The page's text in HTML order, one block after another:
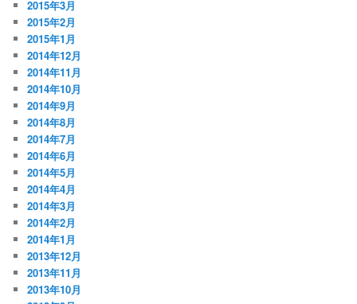
2015年3月
2015年2月
2015年1月
2014年12月
2014年11月
2014年10月
2014年9月
2014年8月
2014年7月
2014年6月
2014年5月
2014年4月
2014年3月
2014年2月
2014年1月
2013年12月
2013年11月
2013年10月